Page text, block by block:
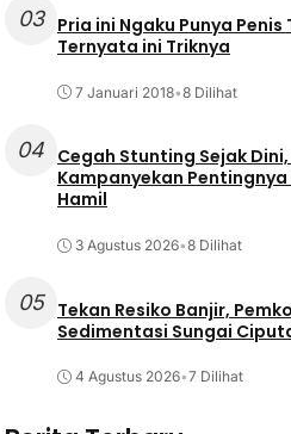
03
Pria ini Ngaku Punya
Ternyata ini Triknya
7 Januari 2018•8 Dilihat
04 Cegah Stunting Sejak
Kampanyekan
Hamil
3 Agustus 2026•8 Dilihat
05
Tekan Resiko Banjir,
Sedimentasi Sungai
4 Agustus 2026•7 Dilihat